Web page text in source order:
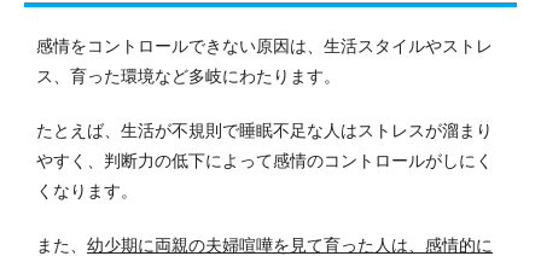
感情をコントロールできない原因は、生活スタイルやストレ
ス、育った環境など多岐にわたります。
たとえば、生活が不規則で睡眠不足な人はストレスが溜まり
やすく、判断力の低下によって感情のコントロールがしにく
くなります。
また、 幼少期に両親の夫婦喧嘩を見て育った人は、感情的に